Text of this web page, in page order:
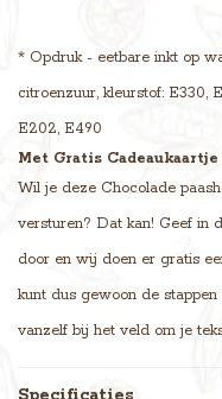
* Opdruk - eetbare inkt op
citroenzuur, kleurstof: E330,
E202, E490
Met Gratis Cadeaukaartje
Wil je deze Chocolade
versturen? Dat kan! Geef in
door en wij doen er gratis
kunt dus gewoon de
vanzelf bij het veld om je